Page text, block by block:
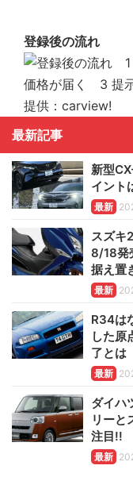
登録後の流れ
提供：carview!
最新記事
新型
イント
最新
スズキ
8/18発
据え置
最新
R34は
した原
了とは
最新
ダイハ
リーと
注目!!
最新